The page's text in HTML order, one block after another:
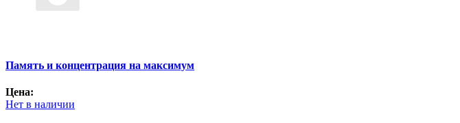
Память и концентрация на максимум
Цена:
Нет в наличии